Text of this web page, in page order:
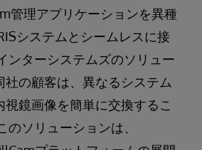
管理アプリケーションを異種
システムとシームレスに接
ンターシステムズのソリュー
社の顧客は、異なるシステム
鏡画像を簡単に交換するこ
のソリューションは、